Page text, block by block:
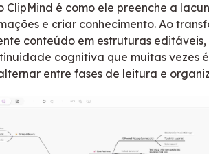
ClipMind é como ele preenche a
e criar conhecimento. Ao
conteúdo em estruturas editáveis,
cognitiva que muitas vezes é
entre fases de leitura e